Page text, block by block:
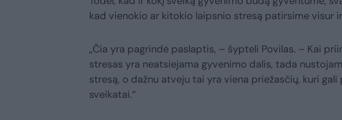
kad vienokio ar kitokio laipsnio stresą patirsime visur
„Čia yra pagrindė paslaptis, – šypteli Povilas. – Kai
stresas yra neatsiejama gyvenimo dalis, tada
stresą, o dažnu atveju tai yra viena priežasčių, kuri gali
sveikatai.“